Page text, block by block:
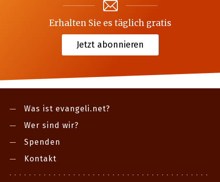
Erhalten Sie es täglich gratis
Jetzt abonnieren
Was ist evangeli.net?
Wer sind wir?
Spenden
Kontakt